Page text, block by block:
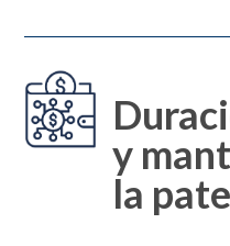
y
la